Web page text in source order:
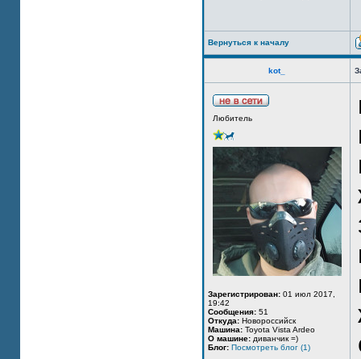
Вернуться к началу
kot_
Любитель
Зарегистрирован: 01 июл 2017,
19:42
Сообщения: 51
Откуда: Новороссийск
Машина: Toyota Vista Ardeo
О машине: диванчик =)
Блог: Посмотреть блог (1)